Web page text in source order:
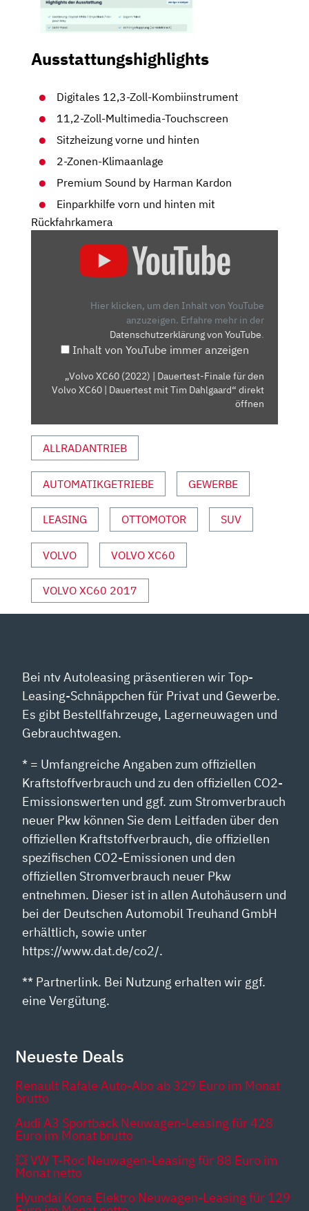
Ausstattungshighlights
Digitales 12,3-Zoll-Kombiinstrument
11,2-Zoll-Multimedia-Touchscreen
Sitzheizung vorne und hinten
2-Zonen-Klimaanlage
Premium Sound by Harman Kardon
Einparkhilfe vorn und hinten mit
Rückfahrkamera
DAUERTEST-
XC60
MIT
TIM
DAHLGAARD“
VON
ANZEIGEN
Hier klicken, um den Inhalt von YouTube
anzuzeigen. Erfahre mehr in der
Datenschutzerklärung von YouTube.
Inhalt von YouTube immer anzeigen
„Volvo XC60 (2022) | Dauertest-Finale für den
Volvo XC60 | Dauertest mit Tim Dahlgaard“ direkt
öffnen
ALLRADANTRIEB
AUTOMATIKGETRIEBE GEWERBE
LEASING OTTOMOTOR SUV
VOLVO VOLVO XC60
VOLVO XC60 2017
Bei ntv Autoleasing präsentieren wir Top-
Leasing-Schnäppchen für Privat und Gewerbe.
Es gibt Bestellfahrzeuge, Lagerneuwagen und
Gebrauchtwagen.
* = Umfangreiche Angaben zum offiziellen
Kraftstoffverbrauch und zu den offiziellen CO2-
Emissionswerten und ggf. zum Stromverbrauch
neuer Pkw können Sie dem Leitfaden über den
offiziellen Kraftstoffverbrauch, die offiziellen
spezifischen CO2-Emissionen und den
offiziellen Stromverbrauch neuer Pkw
entnehmen. Dieser ist in allen Autohäusern und
bei der Deutschen Automobil Treuhand GmbH
erhältlich, sowie unter
https://www.dat.de/co2/.
** Partnerlink. Bei Nutzung erhalten wir ggf.
eine Vergütung.
Neueste Deals
Renault Rafale Auto-Abo ab 329 Euro im Monat
brutto
Audi A3 Sportback Neuwagen-Leasing für 428
Euro im Monat brutto
💥 VW T-Roc Neuwagen-Leasing für 88 Euro im
Monat netto
Hyundai Kona Elektro Neuwagen-Leasing für 129